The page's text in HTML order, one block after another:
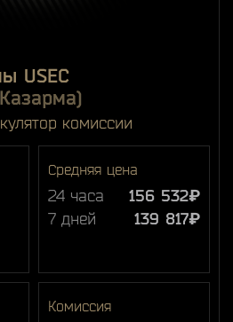
USEC
комиссии
Средняя цена
24 часа
156 532₽
7 дней
139 817₽
Комиссия